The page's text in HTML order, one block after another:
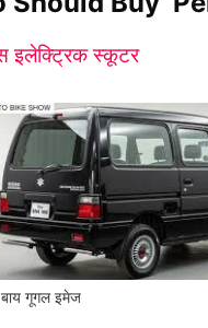
इलेक्ट्रिक स्कूटर
बाय गूगल इमेज